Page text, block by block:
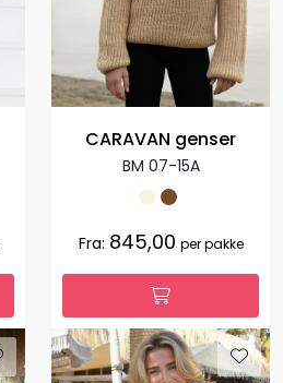
CARAVAN genser
BM 07-15A
Fra: 845,00 per pakke